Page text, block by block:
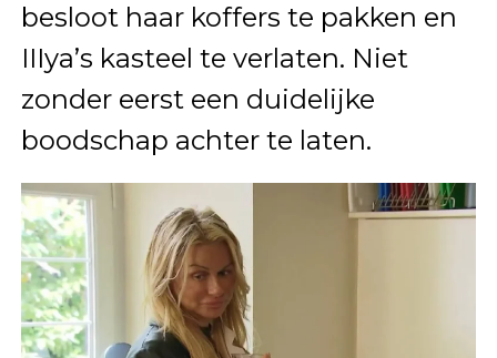
besloot haar koffers te pakken en
IIIya’s kasteel te verlaten. Niet
zonder eerst een duidelijke
boodschap achter te laten.